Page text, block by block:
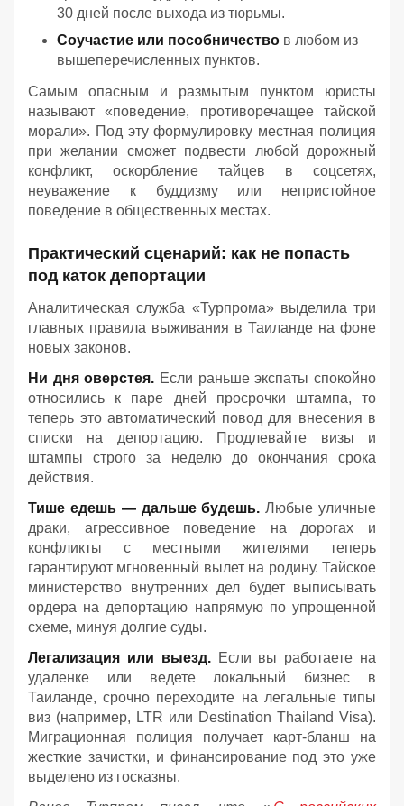
30 дней после выхода из тюрьмы.
Соучастие или пособничество в любом из
вышеперечисленных пунктов.
Самым опасным и размытым пунктом юристы
называют «поведение, противоречащее тайской
морали». Под эту формулировку местная полиция
при желании сможет подвести любой дорожный
конфликт, оскорбление тайцев в соцсетях,
неуважение к буддизму или непристойное
поведение в общественных местах.
Практический сценарий: как не попасть
под каток депортации
Аналитическая служба «Турпрома» выделила три
главных правила выживания в Таиланде на фоне
новых законов.
Ни дня оверстея. Если раньше экспаты спокойно
относились к паре дней просрочки штампа, то
теперь это автоматический повод для внесения в
списки на депортацию. Продлевайте визы и
штампы строго за неделю до окончания срока
действия.
Тише едешь — дальше будешь. Любые уличные
драки, агрессивное поведение на дорогах и
конфликты с местными жителями теперь
гарантируют мгновенный вылет на родину. Тайское
министерство внутренних дел будет выписывать
ордера на депортацию напрямую по упрощенной
схеме, минуя долгие суды.
Легализация или выезд.Если вы работаете на
удаленке или ведете локальный бизнес в
Таиланде, срочно переходите на легальные типы
виз (например, LTR или Destination Thailand Visa).
Миграционная полиция получает карт-бланш на
жесткие зачистки, и финансирование под это уже
выделено из госказны.